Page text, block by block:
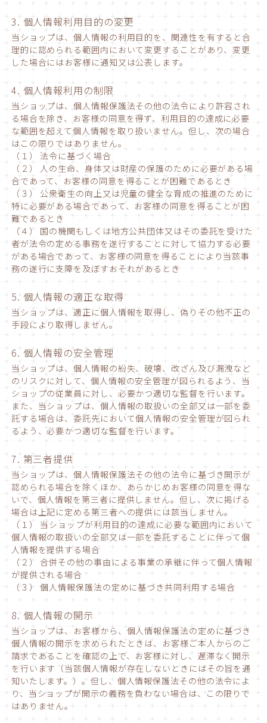
3. 個人情報利用目的の変更
当ショップは、個人情報の利用目的を、関連性を有すると合
理的に認められる範囲内において変更することがあり、変更
した場合にはお客様に通知又は公表します。
4. 個人情報利用の制限
当ショップは、個人情報保護法その他の法令により許容され
る場合を除き、お客様の同意を得ず、利用目的の達成に必要
な範囲を超えて個人情報を取り扱いません。但し、次の場合
はこの限りではありません。
（１） 法令に基づく場合
（２） 人の生命、身体又は財産の保護のために必要がある場
合であって、お客様の同意を得ることが困難であるとき
（３） 公衆衛生の向上又は児童の健全な育成の推進のために
特に必要がある場合であって、お客様の同意を得ることが困
難であるとき
（４） 国の機関もしくは地方公共団体又はその委託を受けた
者が法令の定める事務を遂行することに対して協力する必要
がある場合であって、お客様の同意を得ることにより当該事
務の遂行に支障を及ぼすおそれがあるとき
5. 個人情報の適正な取得
当ショップは、適正に個人情報を取得し、偽りその他不正の
手段により取得しません。
6. 個人情報の安全管理
当ショップは、個人情報の紛失、破壊、改ざん及び漏洩など
のリスクに対して、個人情報の安全管理が図られるよう、当
ショップの従業員に対し、必要かつ適切な監督を行います。
また、当ショップは、個人情報の取扱いの全部又は一部を委
託する場合は、委託先において個人情報の安全管理が図られ
るよう、必要かつ適切な監督を行います。
7. 第三者提供
当ショップは、個人情報保護法その他の法令に基づき開示が
認められる場合を除くほか、あらかじめお客様の同意を得な
いで、個人情報を第三者に提供しません。但し、次に掲げる
場合は上記に定める第三者への提供には該当しません。
（１） 当ショップが利用目的の達成に必要な範囲内において
個人情報の取扱いの全部又は一部を委託することに伴って個
人情報を提供する場合
（２） 合併その他の事由による事業の承継に伴って個人情報
が提供される場合
（３） 個人情報保護法の定めに基づき共同利用する場合
8. 個人情報の開示
当ショップは、お客様から、個人情報保護法の定めに基づき
個人情報の開示を求められたときは、お客様ご本人からのご
請求であることを確認の上で、お客様に対し、遅滞なく開示
を行います（当該個人情報が存在しないときにはその旨を通
知いたします。）。但し、個人情報保護法その他の法令によ
り、当ショップが開示の義務を負わない場合は、この限りで
はありません。